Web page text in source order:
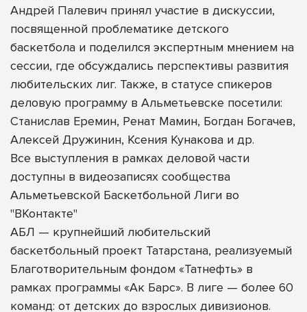
Андрей Палевич принял участие в дискуссии,
посвященной проблематике детского
баскетбола и поделился экспертным мнением на
сессии, где обсуждались перспективы развития
любительских лиг. Также, в статусе спикеров
деловую программу в Альметьевске посетили:
Станислав Еремин, Ренат Мамин, Богдан Богачев,
Алексей Дружинин, Ксения Кунакова и др.
Все выступления в рамках деловой части
доступны в видеозаписях сообщества
Альметьевской Баскетбольной Лиги во
"ВКонтакте"
АБЛ — крупнейший любительский
баскетбольный проект Татарстана, реализуемый
Благотворительным фондом «Татнефть» в
рамках программы «Ак Барс». В лиге — более 60
команд: от детских до взрослых дивизионов.